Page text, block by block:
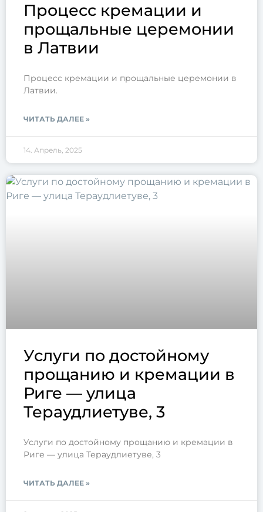
Процесс кремации и
прощальные церемонии
в Латвии
Процесс кремации и прощальные церемонии в
Латвии.
ЧИТАТЬ ДАЛЕЕ »
14. Апрель, 2025
Услуги по достойному
прощанию и кремации в
Риге — улица
Тераудлиетуве, 3
Услуги по достойному прощанию и кремации в
Риге — улица Тераудлиетуве, 3
ЧИТАТЬ ДАЛЕЕ »